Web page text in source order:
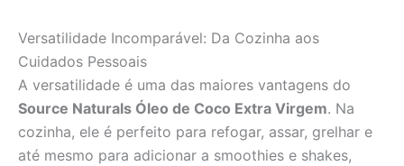
Versatilidade Incomparável: Da Cozinha aos
Cuidados Pessoais
A versatilidade é uma das maiores vantagens do
Source Naturals Óleo de Coco Extra Virgem. Na
cozinha, ele é perfeito para refogar, assar, grelhar e
até mesmo para adicionar a smoothies e shakes,